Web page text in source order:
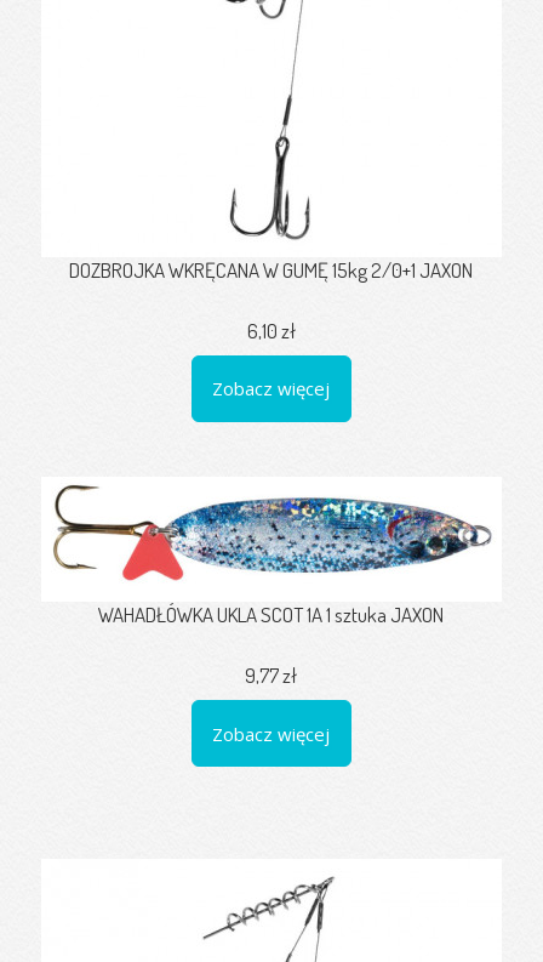
DOZBROJKA WKRĘCANA W GUMĘ 15kg 2/0+1 JAXON
6,10 zł
Zobacz więcej
WAHADŁÓWKA UKLA SCOT 1A 1 sztuka JAXON
9,77 zł
Zobacz więcej